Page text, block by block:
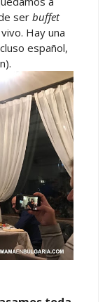
ser buffet
Hay una
español,